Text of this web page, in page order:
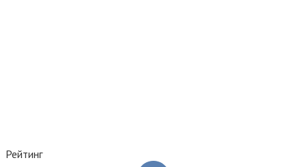
Рейтинг